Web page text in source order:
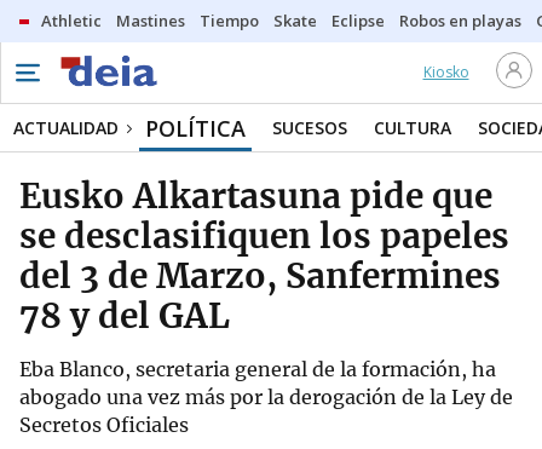
Athletic Mastines Tiempo Skate Eclipse Robos en playas
Kiosko
ACTUALIDAD POLÍTICA SUCESOS CULTURA
Eusko Alkartasuna pide que
se desclasifiquen los papeles
del 3 de Marzo, Sanfermines
78 y del GAL
Eba Blanco, secretaria general de la formación, ha
abogado una vez más por la derogación de la Ley de
Secretos Oficiales